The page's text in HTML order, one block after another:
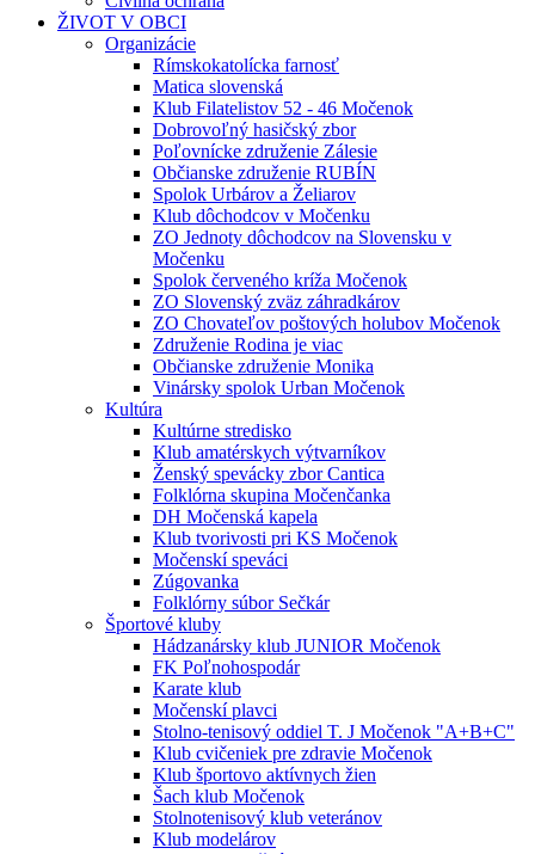
ŽIVOT V OBCI
Organizácie
Rímskokatolícka farnosť
Matica slovenská
Klub Filatelistov 52 - 46 Močenok
Dobrovoľný hasičský zbor
Poľovnícke združenie Zálesie
Občianske združenie RUBÍN
Spolok Urbárov a Želiarov
Klub dôchodcov v Močenku
ZO Jednoty dôchodcov na Slovensku v
Močenku
Spolok červeného kríža Močenok
ZO Slovenský zväz záhradkárov
ZO Chovateľov poštových holubov Močenok
Združenie Rodina je viac
Občianske združenie Monika
Vinársky spolok Urban Močenok
Kultúra
Kultúrne stredisko
Klub amatérskych výtvarníkov
Ženský spevácky zbor Cantica
Folklórna skupina Močenčanka
DH Močenská kapela
Klub tvorivosti pri KS Močenok
Močenskí speváci
Zúgovanka
Folklórny súbor Sečkár
Športové kluby
Hádzanársky klub JUNIOR Močenok
FK Poľnohospodár
Karate klub
Močenskí plavci
Stolno-tenisový oddiel T. J Močenok "A+B+C"
Klub cvičeniek pre zdravie Močenok
Klub športovo aktívnych žien
Šach klub Močenok
Stolnotenisový klub veteránov
Klub modelárov